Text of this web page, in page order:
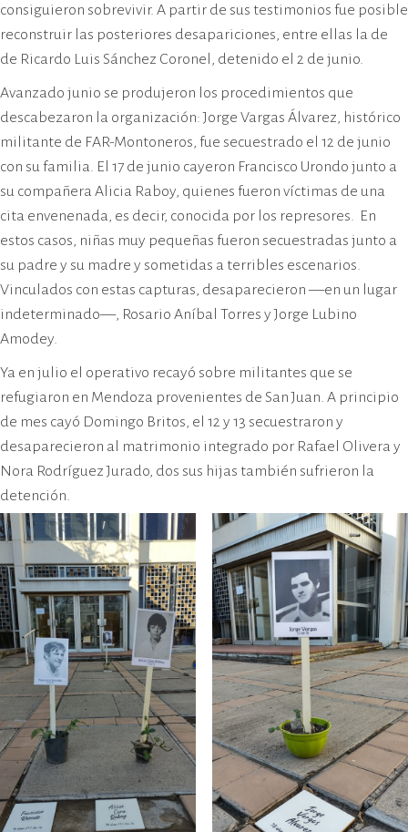
consiguieron sobrevivir. A partir de sus testimonios fue posible
reconstruir las posteriores desapariciones, entre ellas la de
de Ricardo Luis Sánchez Coronel, detenido el 2 de junio.
Avanzado junio se produjeron los procedimientos que
descabezaron la organización: Jorge Vargas Álvarez, histórico
militante de FAR-Montoneros, fue secuestrado el 12 de junio
con su familia. El 17 de junio cayeron Francisco Urondo junto a
su compañera Alicia Raboy, quienes fueron víctimas de una
cita envenenada, es decir, conocida por los represores. En
estos casos, niñas muy pequeñas fueron secuestradas junto a
su padre y su madre y sometidas a terribles escenarios.
Vinculados con estas capturas, desaparecieron —en un lugar
indeterminado—, Rosario Aníbal Torres y Jorge Lubino
Amodey.
Ya en julio el operativo recayó sobre militantes que se
refugiaron en Mendoza provenientes de San Juan. A principio
de mes cayó Domingo Britos, el 12 y 13 secuestraron y
desaparecieron al matrimonio integrado por Rafael Olivera y
Nora Rodríguez Jurado, dos sus hijas también sufrieron la
detención.